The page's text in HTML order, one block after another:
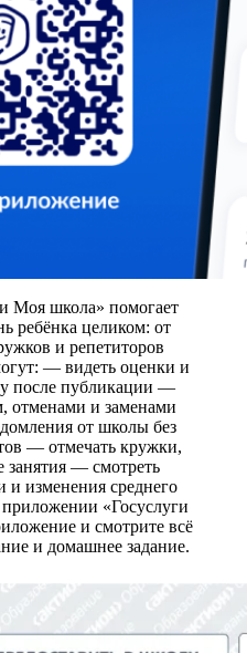
Моя школа» помогает
ребёнка целиком: от
и репетиторов
— видеть оценки и
после публикации —
отменами и заменами
от школы без
— отмечать кружки,
занятия — смотреть
и изменения среднего
«Госуслуги
и смотрите всё
и домашнее задание.